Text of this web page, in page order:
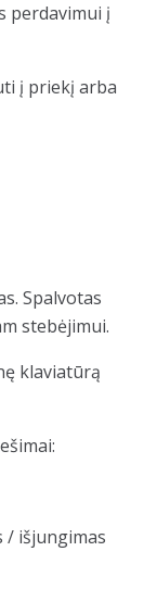
perdavimui į
į priekį arba
Spalvotas
stebėjimui.
klaviatūrą
/ išjungimas